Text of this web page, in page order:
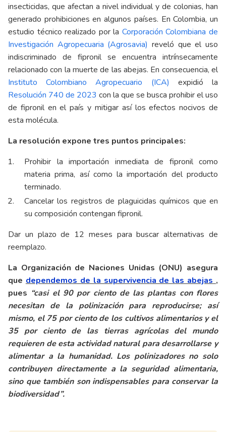
insecticidas, que afectan a nivel individual y de colonias, han
generado prohibiciones en algunos países. En Colombia, un
estudio técnico realizado por la Corporación Colombiana de
Investigación Agropecuaria (Agrosavia) reveló que el uso
indiscriminado de fipronil se encuentra intrínsecamente
relacionado con la muerte de las abejas. En consecuencia, el
Instituto Colombiano Agropecuario (ICA) expidió la
Resolución 740 de 2023 con la que se busca prohibir el uso
de fipronil en el país y mitigar así los efectos nocivos de
esta molécula.
La resolución expone tres puntos principales:
Prohibir la importación inmediata de fipronil como
materia prima, así como la importación del producto
terminado.
Cancelar los registros de plaguicidas químicos que en
su composición contengan fipronil.
Dar un plazo de 12 meses para buscar alternativas de
reemplazo.
La Organización de Naciones Unidas (ONU) asegura
que dependemos de la supervivencia de las abejas ,
pues “casi el 90 por ciento de las plantas con flores
necesitan de la polinización para reproducirse; así
mismo, el 75 por ciento de los cultivos alimentarios y el
35 por ciento de las tierras agrícolas del mundo
requieren de esta actividad natural para desarrollarse y
alimentar a la humanidad. Los polinizadores no solo
contribuyen directamente a la seguridad alimentaria,
sino que también son indispensables para conservar la
biodiversidad”.